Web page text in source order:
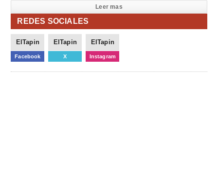
Leer mas
REDES SOCIALES
ElTapin
Facebook
ElTapin
X
ElTapin
Instagram